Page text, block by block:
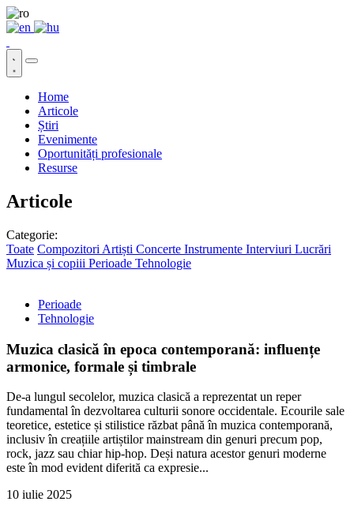
Home
Articole
Știri
Evenimente
Oportunități profesionale
Resurse
Articole
Categorie:
Toate Compozitori Artiști Concerte Instrumente Interviuri Lucrări
Muzica și copiii Perioade Tehnologie
Perioade
Tehnologie
Muzica clasică în epoca contemporană: influențe
armonice, formale și timbrale
De-a lungul secolelor, muzica clasică a reprezentat un reper
fundamental în dezvoltarea culturii sonore occidentale. Ecourile sale
teoretice, estetice și stilistice răzbat până în muzica contemporană,
inclusiv în creațiile artiștilor mainstream din genuri precum pop,
rock, jazz sau chiar hip-hop. Deși natura acestor genuri moderne
este în mod evident diferită ca expresie...
10 iulie 2025